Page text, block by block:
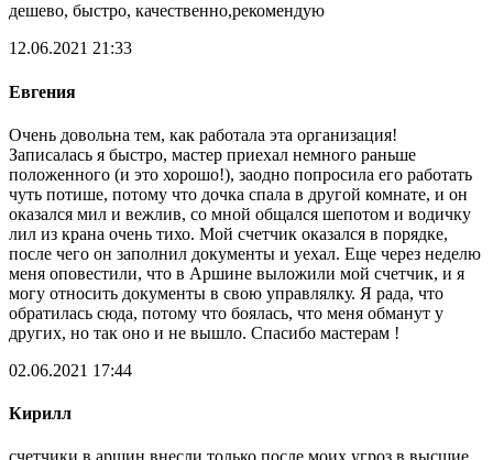
дешево, быстро, качественно,рекомендую
12.06.2021 21:33
Евгения
Очень довольна тем, как работала эта организация!
Записалась я быстро, мастер приехал немного раньше
положенного (и это хорошо!), заодно попросила его работать
чуть потише, потому что дочка спала в другой комнате, и он
оказался мил и вежлив, со мной общался шепотом и водичку
лил из крана очень тихо. Мой счетчик оказался в порядке,
после чего он заполнил документы и уехал. Еще через неделю
меня оповестили, что в Аршине выложили мой счетчик, и я
могу относить документы в свою управлялку. Я рада, что
обратилась сюда, потому что боялась, что меня обманут у
других, но так оно и не вышло. Спасибо мастерам !
02.06.2021 17:44
Кирилл